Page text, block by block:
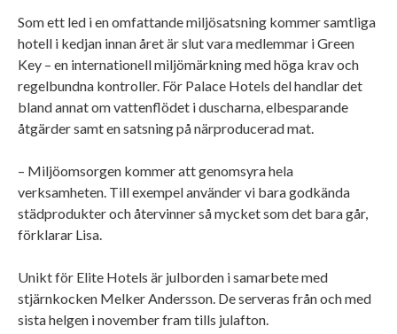
Som ett led i en omfattande miljösatsning kommer samtliga
hotell i kedjan innan året är slut vara medlemmar i Green
Key – en internationell miljömärkning med höga krav och
regelbundna kontroller. För Palace Hotels del handlar det
bland annat om vattenflödet i duscharna, elbesparande
åtgärder samt en satsning på närproducerad mat.
– Miljöomsorgen kommer att genomsyra hela
verksamheten. Till exempel använder vi bara godkända
städprodukter och återvinner så mycket som det bara går,
förklarar Lisa.
Unikt för Elite Hotels är julborden i samarbete med
stjärnkocken Melker Andersson. De serveras från och med
sista helgen i november fram tills julafton.